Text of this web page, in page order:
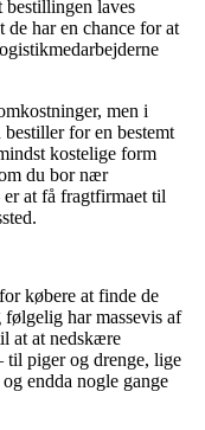
bestillingen laves
har en chance for at
men i
for en bestemt
kostelige form
du bor nær
at få fragtfirmaet til
købere at finde de
har massevis af
at at nedskære
til piger og drenge, lige
endda nogle gange